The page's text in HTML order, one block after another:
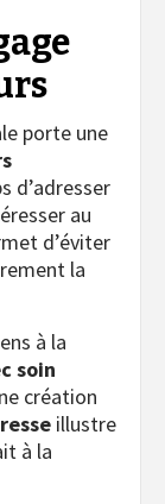
porte une
d’adresser
au
d’éviter
la
à la
soin
création
illustre
à la